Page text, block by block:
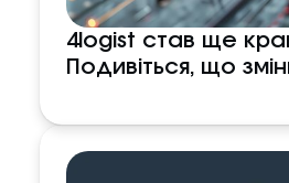
4logist став ще
Подивіться, що